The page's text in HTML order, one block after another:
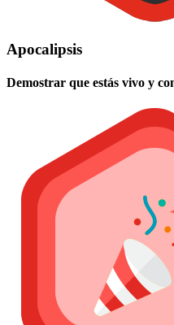
Apocalipsis
Demostrar que estás vivo y